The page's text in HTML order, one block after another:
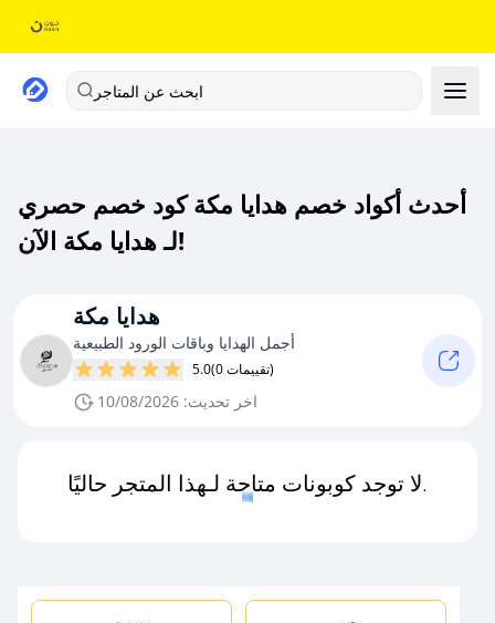
ابحث عن المتاجر
أحدث أكواد خصم هدايا مكة كود خصم حصري
لـ هدايا مكة الآن!
هدايا مكة
أجمل الهدايا وباقات الورود الطبيعية
5.0 (0 تقييمات)
اخر تحديث: 10/08/2026
لا توجد كوبونات متاحة لـهذا المتجر حاليًا.